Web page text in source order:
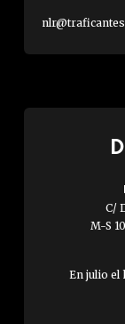
C/
M-S
En julio el